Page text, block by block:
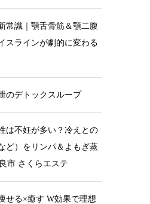
常識｜顎舌骨筋＆顎二腹
スラインが劇的に変わる
のデトックスループ
は不妊が多い？冷えとの
ど）をリンパ＆よもぎ蒸
市 さくらエステ
せる×癒す W効果で理想